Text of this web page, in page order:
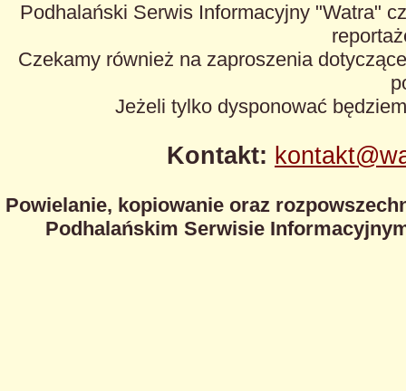
Podhalański Serwis Informacyjny "Watra"
Czekamy również na zaproszenia
Jeżeli tylko dysponować
Kontakt:
Powielanie, kopiowanie oraz
Podhalańskim Serwisie